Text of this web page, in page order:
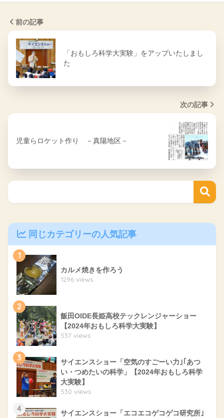
前の記事
「おもしろ科学大実験」をアップいたしまし
た
次の記事
児童らロケット作り －真陽地区－
同じカテゴリーの人気記事
1
カルメ焼きを作ろう
1296 views
2
飯田OIDE長姫高校テックレンジャーショー
【2024年おもしろ科学大実験】
537 views
3
サイエンスショー「空気のすごーい力｣｢あつ
い・つめたいの科学」【2024年おもしろ科学
大実験】
530 views
4
サイエンスショー「エコエコゲコゲコ研究所｣